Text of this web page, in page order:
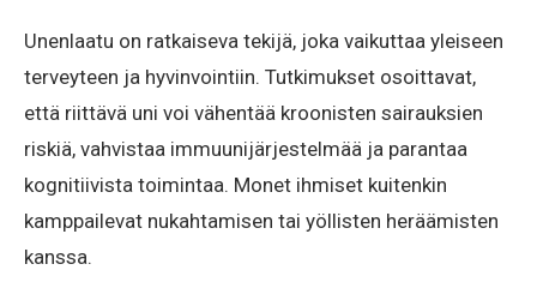
Unenlaatu on ratkaiseva tekijä, joka vaikuttaa yleiseen
terveyteen ja hyvinvointiin. Tutkimukset osoittavat,
että riittävä uni voi vähentää kroonisten sairauksien
riskiä, vahvistaa immuunijärjestelmää ja parantaa
kognitiivista toimintaa. Monet ihmiset kuitenkin
kamppailevat nukahtamisen tai yöllisten heräämisten
kanssa.